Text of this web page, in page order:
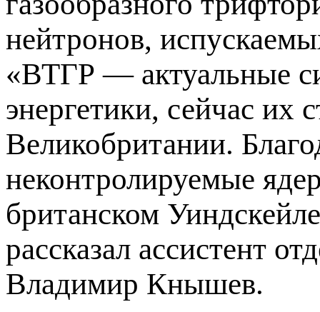
нейтронов,
«ВТГР — актуальные
энергетики, сейчас
Великобритании.
неконтролируемые
британском
рассказал ассистент
Владимир Кнышев.